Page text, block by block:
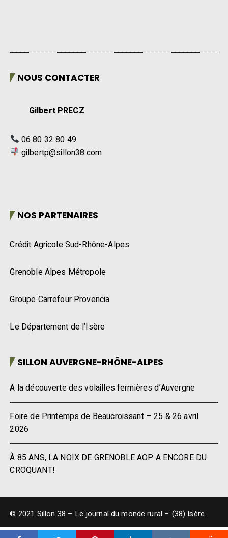
NOUS CONTACTER
Gilbert PRECZ
06 80 32 80 49
gilbertp@sillon38.com
NOS PARTENAIRES
Crédit Agricole Sud-Rhône-Alpes
Grenoble Alpes Métropole
Groupe Carrefour Provencia
Le Département de l’Isère
SILLON AUVERGNE-RHÔNE-ALPES
A la découverte des volailles fermières d’Auvergne
Foire de Printemps de Beaucroissant – 25 & 26 avril
2026
À 85 ANS, LA NOIX DE GRENOBLE AOP A ENCORE DU
CROQUANT!
© 2021 Sillon 38 – Le journal du monde rural – (38) Isère